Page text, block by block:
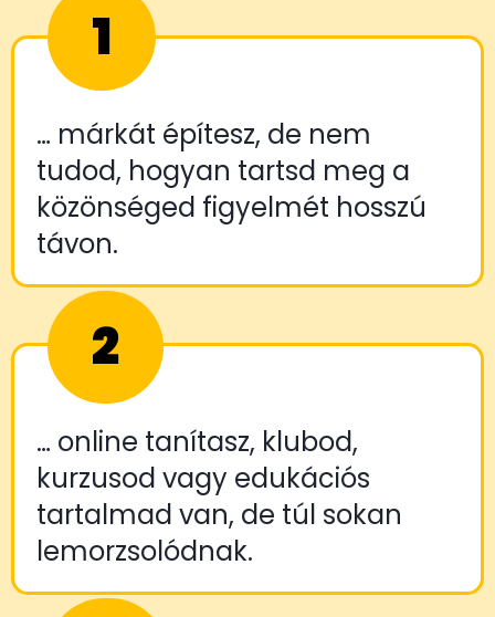
1
… márkát építesz, de nem
tudod, hogyan tartsd meg a
közönséged figyelmét hosszú
távon.
2
… online tanítasz, klubod,
kurzusod vagy edukációs
tartalmad van, de túl sokan
lemorzsolódnak.